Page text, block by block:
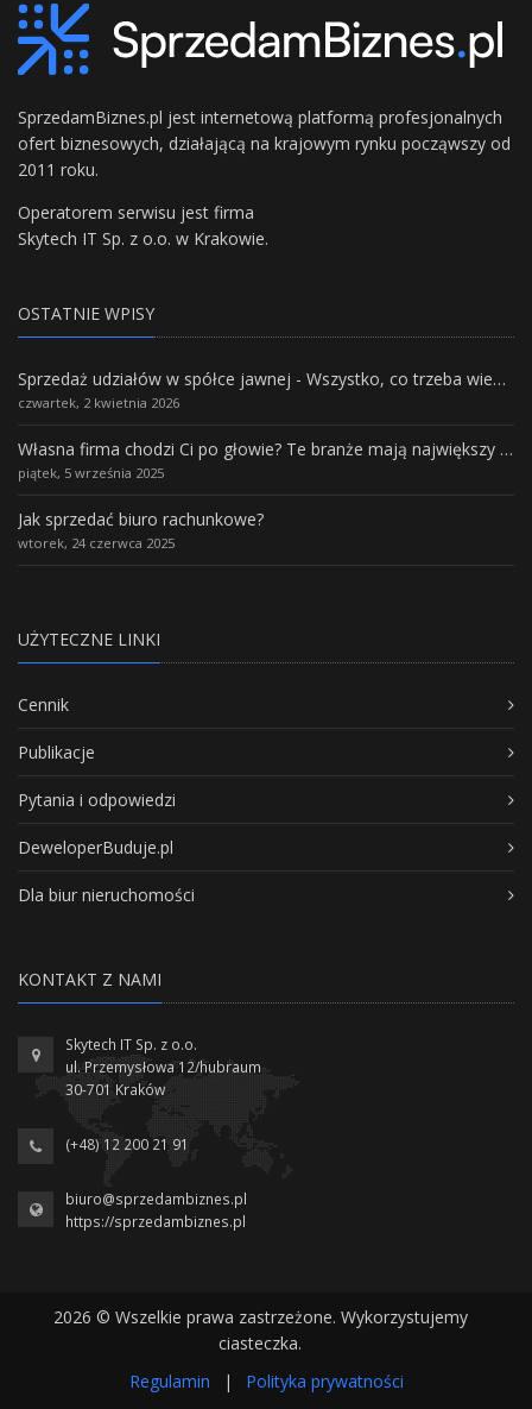
SprzedamBiznes.pl jest internetową platformą profesjonalnych
ofert biznesowych, działającą na krajowym rynku począwszy od
2011 roku.
Operatorem serwisu jest firma
Skytech IT Sp. z o.o. w Krakowie.
OSTATNIE WPISY
Sprzedaż udziałów w spółce jawnej - Wszystko, co trzeba wiedzieć.
czwartek, 2 kwietnia 2026
Własna firma chodzi Ci po głowie? Te branże mają największy potencjał rozwoju
piątek, 5 września 2025
Jak sprzedać biuro rachunkowe?
wtorek, 24 czerwca 2025
UŻYTECZNE LINKI
Cennik
Publikacje
Pytania i odpowiedzi
DeweloperBuduje.pl
Dla biur nieruchomości
KONTAKT Z NAMI
Skytech IT Sp. z o.o.
ul. Przemysłowa 12/hubraum
30-701 Kraków
(+48) 12 200 21 91
biuro@sprzedambiznes.pl
https://sprzedambiznes.pl
2026 © Wszelkie prawa zastrzeżone. Wykorzystujemy
ciasteczka.
Regulamin
| Polityka prywatności